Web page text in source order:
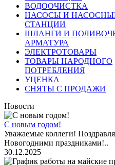
ВОДООЧИСТКА
НАСОСЫ И
СТАНЦИИ
ШЛАНГИ И
АРМАТУРА
ЭЛЕКТРОТОВАРЫ
ТОВАРЫ НАРОДНОГО
ПОТРЕБЛЕНИЯ
УЦЕНКА
СНЯТЫ С ПРОДАЖИ
Новости
С новым годом!
Уважаемые коллеги!
Новогодними праздниками!..
30.12.2025